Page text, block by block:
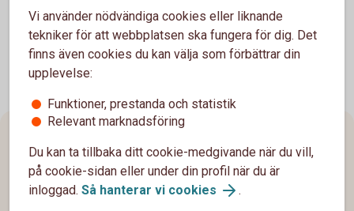
Vi använder nödvändiga cookies eller liknande
tekniker för att webbplatsen ska fungera för dig. Det
finns även cookies du kan välja som förbättrar din
upplevelse:
Funktioner, prestanda och statistik
Relevant marknadsföring
Du kan ta tillbaka ditt cookie-medgivande när du vill,
på cookie-sidan eller under din profil när du är
inloggad. Så hanterar vi cookies .
Sidfot
Hitta snabbt
Kundservice